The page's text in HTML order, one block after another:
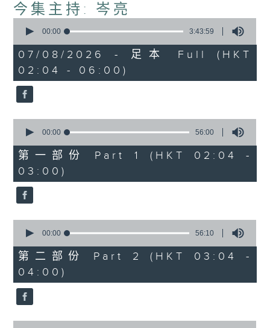
今集主持: 岑亮
seconds
3
hours,
43
minutes,
59
seconds
00:00 3:43:59
07/08/2026 - 足本 Full (HKT
02:04 - 06:00)
seconds
56
minutes,
0
seconds
00:00 56:00
第一部份 Part 1 (HKT 02:04 -
03:00)
seconds
56
minutes,
10
seconds
00:00 56:10
第二部份 Part 2 (HKT 03:04 -
04:00)